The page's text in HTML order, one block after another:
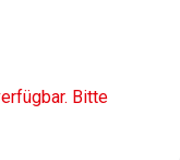
Bitte